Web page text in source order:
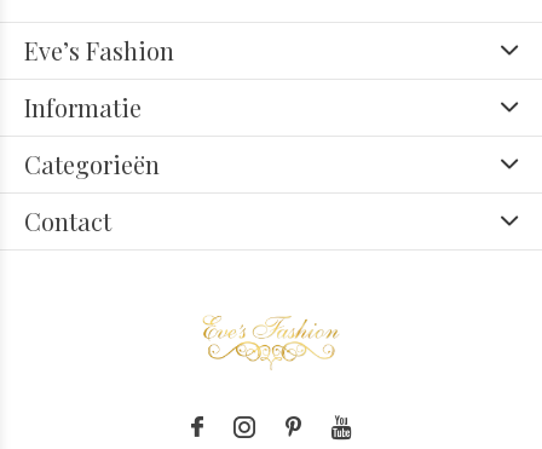
Eve’s Fashion
Informatie
Categorieën
Contact